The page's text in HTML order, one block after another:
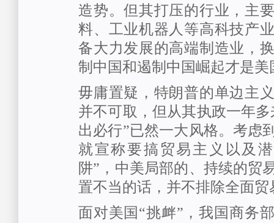
造势。但其打压的行业，主
料、工业机器人等高科技产
备大力发展的高端制造业，
制中国和遏制中国崛起才是美
毋庸置疑，特朗普的单边主
并不可取，但从其执政一年
出必行”已然一大风格。考虑
就宣称要搞贸易主义以及
阱”，中美局部的、持续的贸
置不当的话，并不排除全面
面对美国“挑衅”，我国商务